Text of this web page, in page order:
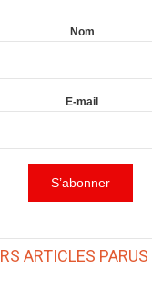
Nom
E-mail
ARTICLES PARUS